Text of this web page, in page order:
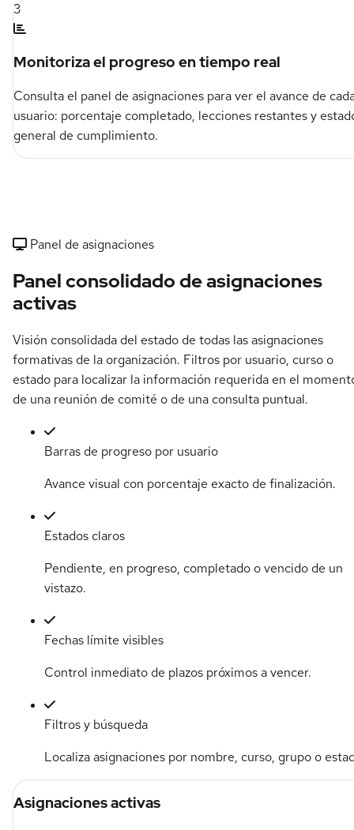
3
Monitoriza el progreso en tiempo real
Consulta el panel de asignaciones para ver el avance de
usuario: porcentaje completado, lecciones restantes y
general de cumplimiento.
Panel de asignaciones
Panel consolidado de asignaciones
activas
Visión consolidada del estado de todas las asignaciones
formativas de la organización. Filtros por usuario, curso o
estado para localizar la información requerida en el
de una reunión de comité o de una consulta puntual.
Barras de progreso por usuario
Avance visual con porcentaje exacto de finalización.
Estados claros
Pendiente, en progreso, completado o vencido de un
vistazo.
Fechas límite visibles
Control inmediato de plazos próximos a vencer.
Filtros y búsqueda
Localiza asignaciones por nombre, curso, grupo o
Asignaciones activas